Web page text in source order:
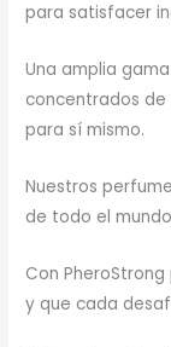
para satisfacer
Una amplia
concentrados
para sí mismo.
Nuestros
de todo el
Con
y que cada